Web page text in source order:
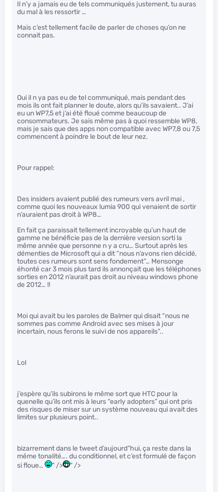
Il n’y a jamais eu de tels communiqués justement, tu auras
du mal à les ressortir …
Mais c’est tellement facile de parler de choses qu’on ne
connait pas.
Oui il n ya pas eu de tel communiqué, mais pendant des
mois ils ont fait planner le doute, alors qu’ils savaient.. J’ai
eu un WP7,5 et j’ai été floué comme beaucoup de
consommateurs. Je sais même pas à quoi ressemble WP8,
mais je sais que des apps non compatible avec WP7,8 ou 7,5
commencent à poindre le bout de leur nez.
Pour rappel:
Des insiders avaient publié des rumeurs vers avril mai ,
comme quoi les nouveaux lumia 900 qui venaient de sortir
n’auraient pas droit à WP8…
En fait ça paraissait tellement incroyable qu’un haut de
gamme ne bénéficie pas de la dernière version sorti la
même année que personne n y a cru… Surtout après les
démenties de Microsoft qui a dit “nous n’avons rien décidé,
toutes ces rumeurs sont sens fondement”… Mensonge
éhonté car 3 mois plus tard ils annonçait que les téléphones
sorties en 2012 n’aurait pas droit au niveau windows phone
de 2012… !!
Moi qui avait bu les paroles de Balmer qui disait “nous ne
sommes pas comme Android avec ses mises à jour
incertain, nous ferons le suivi de nos appareils”..
Lol
j’espère qu’ils subirons le même sort que HTC pour la
quenelle qu’ils ont mis à leurs “early adopters” qui ont pris
des risques de miser sur un système nouveau qui avait des
limites sur plusieurs point..
bizarrement dans le tweet d’aujourd”hui, ça reste dans la
même tonalité…. du conditionnel, et c’est formulé de façon
si floue…
" /> " />